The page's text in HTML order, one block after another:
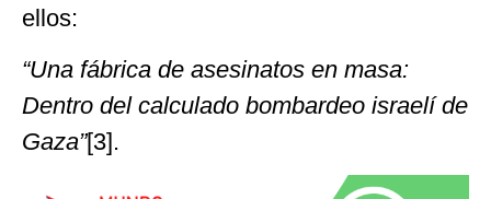
ellos:
“Una fábrica de asesinatos en masa:
Dentro del calculado bombardeo israelí de
Gaza”[3].